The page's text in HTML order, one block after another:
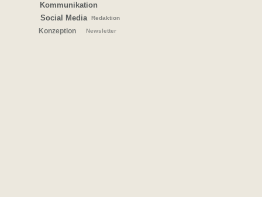
Kommunikation
Social Media
Redaktion
Konzeption Newsletter